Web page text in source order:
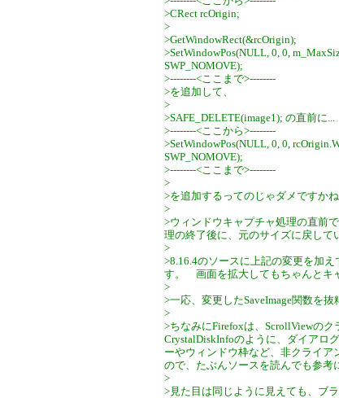
>CRect rcOrigin;
>
>GetWindowRect(&rcOrigin);
>SetWindowPos(NULL, 0, 0,
SWP_NOMOVE);
>--------<ここまで>--------
>を追加して、
>
>SAFE_DELETE(image1); の直前に...
>--------<ここから>--------
>SetWindowPos(NULL, 0, 0,
SWP_NOMOVE);
>--------<ここまで>--------
>
>を追加するってのじゃダメですかね
>
>ウィンドウキャプチャ処理の直前
理の終了後に、元のサイズに戻して
>
>8.16.4のソースに上記の変更を加
す。 画面を拡大してもちゃんとキ
>
>一応、変更したSaveImage関数を抜
>
>ちなみにFirefoxは、ScrollViewのク
CrystalDiskInfoのように、ダイアロ
ーやウィンドウ枠など、非クライ
ので、たぶんソースを読んでも参考
>
>見た目は同じように見えても、ブ